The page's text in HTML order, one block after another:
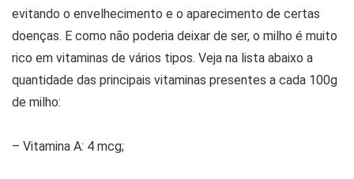
evitando o envelhecimento e o aparecimento de certas
doenças. E como não poderia deixar de ser, o milho é muito
rico em vitaminas de vários tipos. Veja na lista abaixo a
quantidade das principais vitaminas presentes a cada 100g
de milho:
– Vitamina A: 4 mcg;